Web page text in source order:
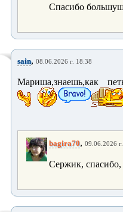
Спасибо
sain, 08.06.2026 г. 18:38
Мариша,знаешь,как
bagira70, 09.06.2026
Сержик, спасибо,